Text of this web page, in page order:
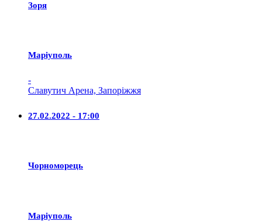
Зоря
Маріуполь
-
Славутич Арена, Запоріжжя
27.02.2022 - 17:00
Чорноморець
Маріуполь